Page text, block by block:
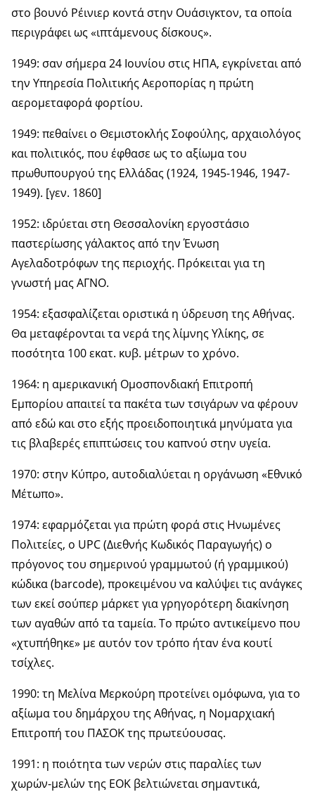
στο βουνό Ρέινιερ κοντά στην Ουάσιγκτον, τα οποία
περιγράφει ως «ιπτάμενους δίσκους».
1949: σαν σήμερα 24 Ιουνίου στις ΗΠΑ, εγκρίνεται από
την Υπηρεσία Πολιτικής Αεροπορίας η πρώτη
αερομεταφορά φορτίου.
1949: πεθαίνει ο Θεμιστοκλής Σοφούλης, αρχαιολόγος
και πολιτικός, που έφθασε ως το αξίωμα του
πρωθυπουργού της Ελλάδας (1924, 1945-1946, 1947-
1949). [γεν. 1860]
1952: ιδρύεται στη Θεσσαλονίκη εργοστάσιο
παστερίωσης γάλακτος από την Ένωση
Αγελαδοτρόφων της περιοχής. Πρόκειται για τη
γνωστή μας ΑΓΝΟ.
1954: εξασφαλίζεται οριστικά η ύδρευση της Αθήνας.
Θα μεταφέρονται τα νερά της λίμνης Υλίκης, σε
ποσότητα 100 εκατ. κυβ. μέτρων το χρόνο.
1964: η αμερικανική Ομοσπονδιακή Επιτροπή
Εμπορίου απαιτεί τα πακέτα των τσιγάρων να φέρουν
από εδώ και στο εξής προειδοποιητικά μηνύματα για
τις βλαβερές επιπτώσεις του καπνού στην υγεία.
1970: στην Κύπρο, αυτοδιαλύεται η οργάνωση «Εθνικό
Μέτωπο».
1974: εφαρμόζεται για πρώτη φορά στις Ηνωμένες
Πολιτείες, ο UPC (Διεθνής Κωδικός Παραγωγής) ο
πρόγονος του σημερινού γραμμωτού (ή γραμμικού)
κώδικα (barcode), προκειμένου να καλύψει τις ανάγκες
των εκεί σούπερ μάρκετ για γρηγορότερη διακίνηση
των αγαθών από τα ταμεία. Το πρώτο αντικείμενο που
«χτυπήθηκε» με αυτόν τον τρόπο ήταν ένα κουτί
τσίχλες.
1990: τη Μελίνα Μερκούρη προτείνει ομόφωνα, για το
αξίωμα του δημάρχου της Αθήνας, η Νομαρχιακή
Επιτροπή του ΠΑΣΟΚ της πρωτεύουσας.
1991: η ποιότητα των νερών στις παραλίες των
χωρών-μελών της ΕΟΚ βελτιώνεται σημαντικά,